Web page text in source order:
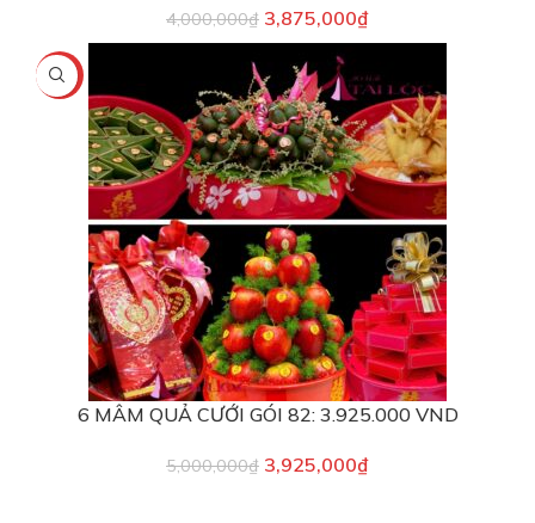
4,000,000₫ 3,875,000₫
-22%
6 MÂM QUẢ CƯỚI GÓI 82: 3.925.000 VND
5,000,000₫ 3,925,000₫